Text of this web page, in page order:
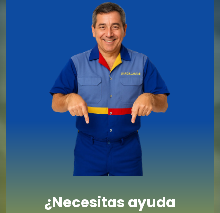
¿Necesitas ayuda